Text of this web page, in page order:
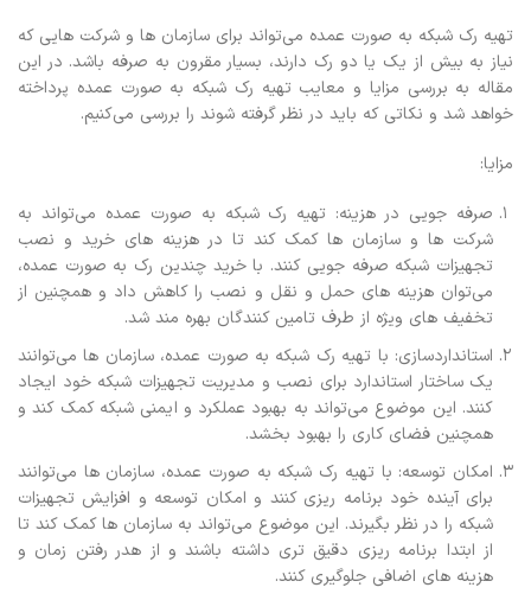
تهیه رک شبکه به صورت عمده می‌تواند برای سازمان ها و شرکت هایی که
نیاز به بیش از یک یا دو رک دارند، بسیار مقرون به صرفه باشد. در این
مقاله به بررسی مزایا و معایب تهیه رک شبکه به صورت عمده پرداخته
خواهد شد و نکاتی که باید در نظر گرفته شوند را بررسی می‌کنیم.
مزایا:
صرفه جویی در هزینه: تهیه رک شبکه به صورت عمده می‌تواند به
شرکت ها و سازمان ها کمک کند تا در هزینه های خرید و نصب
تجهیزات شبکه صرفه جویی کنند. با خرید چندین رک به صورت عمده،
می‌توان هزینه های حمل و نقل و نصب را کاهش داد و همچنین از
تخفیف های ویژه از طرف تامین کنندگان بهره مند شد.
استانداردسازی: با تهیه رک شبکه به صورت عمده، سازمان ها می‌توانند
یک ساختار استاندارد برای نصب و مدیریت تجهیزات شبکه خود ایجاد
کنند. این موضوع می‌تواند به بهبود عملکرد و ایمنی شبکه کمک کند و
همچنین فضای کاری را بهبود بخشد.
امکان توسعه: با تهیه رک شبکه به صورت عمده، سازمان ها می‌توانند
برای آینده خود برنامه ریزی کنند و امکان توسعه و افزایش تجهیزات
شبکه را در نظر بگیرند. این موضوع می‌تواند به سازمان ها کمک کند تا
از ابتدا برنامه ریزی دقیق تری داشته باشند و از هدر رفتن زمان و
هزینه های اضافی جلوگیری کنند.